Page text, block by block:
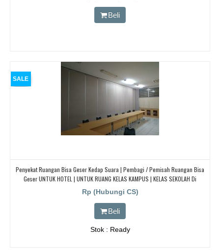
Beli
SALE
Penyekat Ruangan Bisa Geser Kedap Suara | Pembagi / Pemisah Ruangan Bisa
Geser UNTUK HOTEL | UNTUK RUANG KELAS KAMPUS | KELAS SEKOLAH Di
BANDUNG, JAKARTA, BEKASI, TANGERANG
Rp (Hubungi CS)
Beli
Stok : Ready